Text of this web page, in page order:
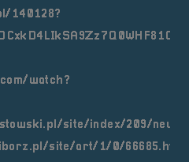
140128?
watch?
site/index/209/news/
site/art/1/0/66685.html